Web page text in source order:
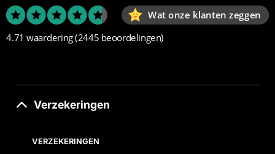
Wat onze klanten zeggen
4.71 waardering(2445 beoordelingen)
Verzekeringen
VERZEKERINGEN